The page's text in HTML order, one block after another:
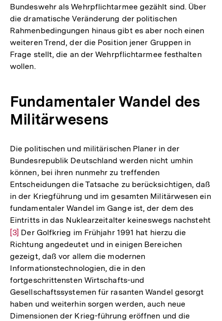
Bundeswehr als Wehrpflichtarmee gezählt sind. Über
die dramatische Veränderung der politischen
Rahmenbedingungen hinaus gibt es aber noch einen
weiteren Trend, der die Position jener Gruppen in
Frage stellt, die an der Wehrpflichtarmee festhalten
wollen.
Fundamentaler Wandel des
Militärwesens
Die politischen und militärischen Planer in der
Bundesrepublik Deutschland werden nicht umhin
können, bei ihren nunmehr zu treffenden
Entscheidungen die Tatsache zu berücksichtigen, daß
in der Kriegführung und im gesamten Militärwesen ein
fundamentaler Wandel im Gange ist, der dem des
Eintritts in das Nuklearzeitalter keineswegs nachsteht
Zur
Auflösung
der
Fußnote
[3] Der Golfkrieg im Frühjahr 1991 hat hierzu die
Richtung angedeutet und in einigen Bereichen
gezeigt, daß vor allem die modernen
Informationstechnologien, die in den
fortgeschrittensten Wirtschafts-und
Gesellschaftssystemen für rasanten Wandel gesorgt
haben und weiterhin sorgen werden, auch neue
Dimensionen der Krieg-führung eröffnen und die